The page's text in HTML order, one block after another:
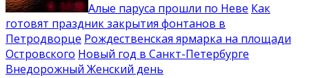
Алые паруса прошли по Неве Как
готовят праздник закрытия фонтанов в
Петродворце Рождественская ярмарка на площади
Островского Новый год в Санкт-Петербурге
Внедорожный Женский день